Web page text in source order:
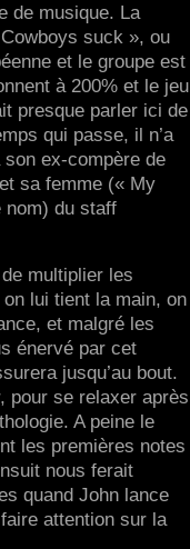
de musique. La
suck », ou
et le groupe est
à 200% et le jeu
presque parler ici de
qui passe, il n’a
ex-compère de
sa femme (« My
nom) du staff
multiplier les
lui tient la main, on
et malgré les
énervé par cet
jusqu’au bout.
pour se relaxer après
A peine le
les premières notes
nous ferait
quand John lance
attention sur la